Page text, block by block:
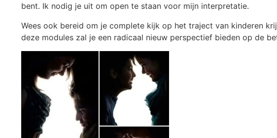
bent. Ik nodig je uit om open te staan voor mijn interpretatie.
Wees ook bereid om je complete kijk op het traject van kinderen
deze modules zal je een radicaal nieuw perspectief bieden op de